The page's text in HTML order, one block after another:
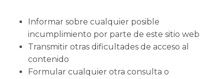
Informar sobre cualquier posible
incumplimiento por parte de este sitio web
Transmitir otras dificultades de acceso al
contenido
Formular cualquier otra consulta o